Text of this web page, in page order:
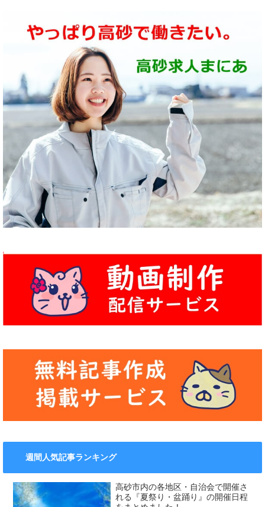
週間人気記事ランキング
高砂市内の各地区・自治会で開催さ
れる『夏祭り・盆踊り』の開催日程